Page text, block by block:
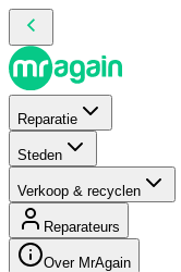
Reparatie
Steden
Verkoop & recyclen
Reparateurs
Over MrAgain